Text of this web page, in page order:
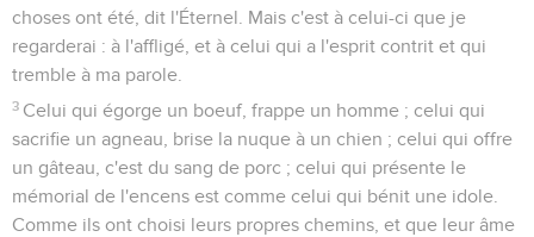
choses ont été, dit l'Éternel. Mais c'est à celui-ci que je
regarderai : à l'affligé, et à celui qui a l'esprit contrit et qui
tremble à ma parole.
3 Celui qui égorge un boeuf, frappe un homme ; celui qui
sacrifie un agneau, brise la nuque à un chien ; celui qui offre
un gâteau, c'est du sang de porc ; celui qui présente le
mémorial de l'encens est comme celui qui bénit une idole.
Comme ils ont choisi leurs propres chemins, et que leur âme